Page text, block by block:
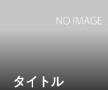
タイトル